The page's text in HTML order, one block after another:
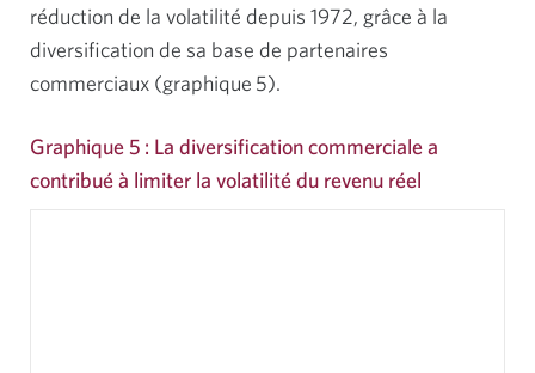
réduction de la volatilité depuis 1972, grâce à la
diversification de sa base de partenaires
commerciaux (graphique 5).
Graphique 5 : La diversification commerciale a
contribué à limiter la volatilité du revenu réel